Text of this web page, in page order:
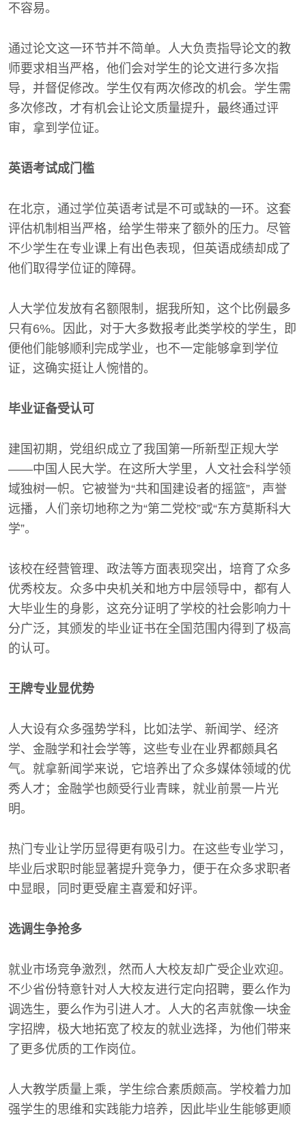
不容易。
通过论文这一环节并不简单。人大负责指导论文的教
师要求相当严格，他们会对学生的论文进行多次指
导，并督促修改。学生仅有两次修改的机会。学生需
多次修改，才有机会让论文质量提升，最终通过评
审，拿到学位证。
英语考试成门槛
在北京，通过学位英语考试是不可或缺的一环。这套
评估机制相当严格，给学生带来了额外的压力。尽管
不少学生在专业课上有出色表现，但英语成绩却成了
他们取得学位证的障碍。
人大学位发放有名额限制，据我所知，这个比例最多
只有6%。因此，对于大多数报考此类学校的学生，即
便他们能够顺利完成学业，也不一定能够拿到学位
证，这确实挺让人惋惜的。
毕业证备受认可
建国初期，党组织成立了我国第一所新型正规大学
——中国人民大学。在这所大学里，人文社会科学领
域独树一帜。它被誉为“共和国建设者的摇篮”，声誉
远播，人们亲切地称之为“第二党校”或“东方莫斯科大
学”。
该校在经营管理、政法等方面表现突出，培育了众多
优秀校友。众多中央机关和地方中层领导中，都有人
大毕业生的身影，这充分证明了学校的社会影响力十
分广泛，其颁发的毕业证书在全国范围内得到了极高
的认可。
王牌专业显优势
人大设有众多强势学科，比如法学、新闻学、经济
学、金融学和社会学等，这些专业在业界都颇具名
气。就拿新闻学来说，它培养出了众多媒体领域的优
秀人才；金融学也颇受行业青睐，就业前景一片光
明。
热门专业让学历显得更有吸引力。在这些专业学习，
毕业后求职时能显著提升竞争力，便于在众多求职者
中显眼，同时更受雇主喜爱和好评。
选调生争抢多
就业市场竞争激烈，然而人大校友却广受企业欢迎。
不少省份特意针对人大校友进行定向招聘，要么作为
调选生，要么作为引进人才。人大的名声就像一块金
字招牌，极大地拓宽了校友的就业选择，为他们带来
了更多优质的工作岗位。
人大教学质量上乘，学生综合素质颇高。学校着力加
强学生的思维和实践能力培养，因此毕业生能够更顺